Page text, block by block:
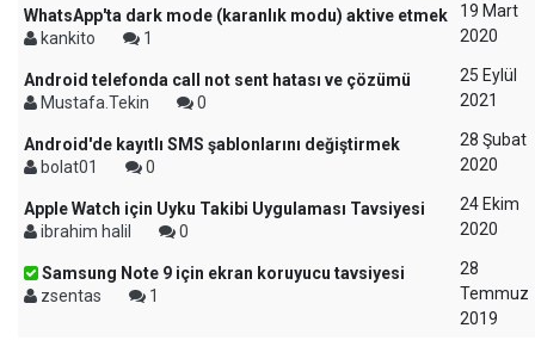
WhatsApp'ta dark mode (karanlık modu) aktive etmek
kankito
1
19 Mart
2020
Android telefonda call not sent hatası ve çözümü
Mustafa.Tekin
0
25 Eylül
2021
Android'de kayıtlı SMS şablonlarını değiştirmek
bolat01
0
28 Şubat
2020
Apple Watch için Uyku Takibi Uygulaması Tavsiyesi
ibrahim halil
0
24 Ekim
2020
Samsung Note 9 için ekran koruyucu tavsiyesi
zsentas
1
28
Temmuz
2019